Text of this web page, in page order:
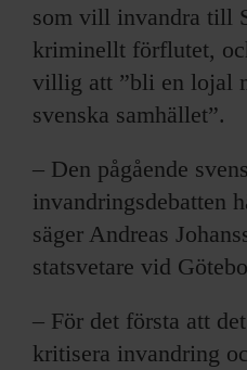
som vill invandra till
kriminellt förflutet,
villig att ”bli en lojal
svenska samhället”.
– Den pågående
invandringsdebatten
säger Andreas
statsvetare vid
– För det första att
kritisera invandring